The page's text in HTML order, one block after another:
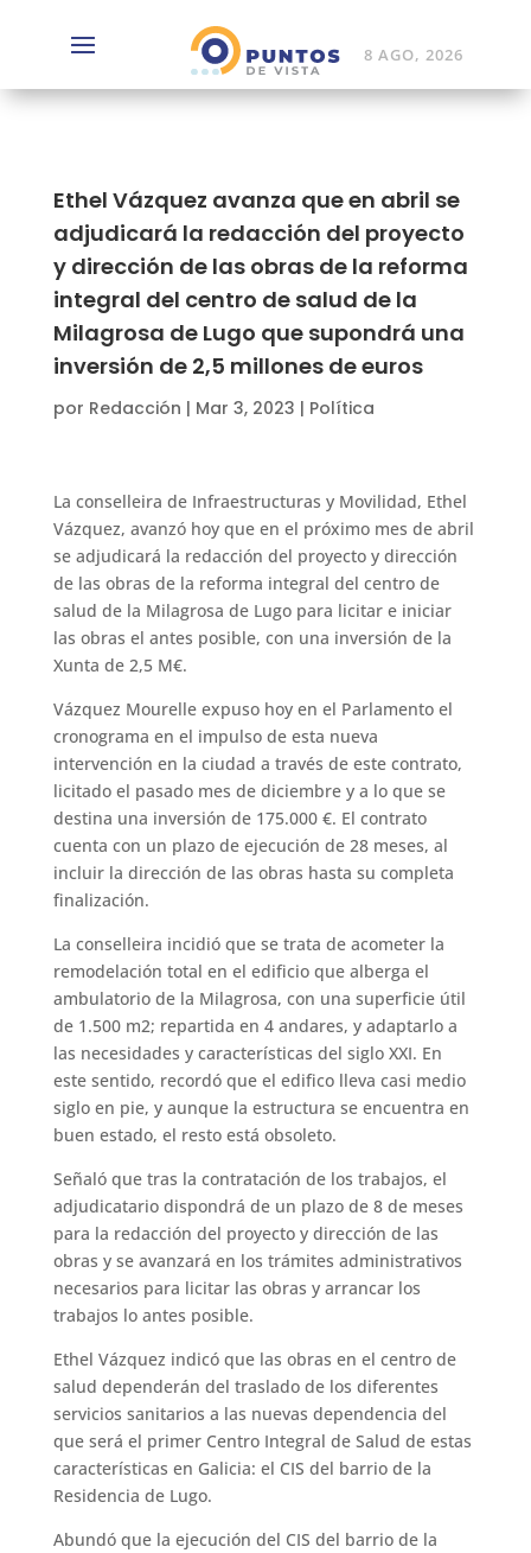
8 AGO, 2026
Ethel Vázquez avanza que en abril se
adjudicará la redacción del proyecto
y dirección de las obras de la reforma
integral del centro de salud de la
Milagrosa de Lugo que supondrá una
inversión de 2,5 millones de euros
por Redacción | Mar 3, 2023 | Política
La conselleira de Infraestructuras y Movilidad, Ethel
Vázquez, avanzó hoy que en el próximo mes de abril
se adjudicará la redacción del proyecto y dirección
de las obras de la reforma integral del centro de
salud de la Milagrosa de Lugo para licitar e iniciar
las obras el antes posible, con una inversión de la
Xunta de 2,5 M€.
Vázquez Mourelle expuso hoy en el Parlamento el
cronograma en el impulso de esta nueva
intervención en la ciudad a través de este contrato,
licitado el pasado mes de diciembre y a lo que se
destina una inversión de 175.000 €. El contrato
cuenta con un plazo de ejecución de 28 meses, al
incluir la dirección de las obras hasta su completa
finalización.
La conselleira incidió que se trata de acometer la
remodelación total en el edificio que alberga el
ambulatorio de la Milagrosa, con una superficie útil
de 1.500 m2; repartida en 4 andares, y adaptarlo a
las necesidades y características del siglo XXI. En
este sentido, recordó que el edifico lleva casi medio
siglo en pie, y aunque la estructura se encuentra en
buen estado, el resto está obsoleto.
Señaló que tras la contratación de los trabajos, el
adjudicatario dispondrá de un plazo de 8 de meses
para la redacción del proyecto y dirección de las
obras y se avanzará en los trámites administrativos
necesarios para licitar las obras y arrancar los
trabajos lo antes posible.
Ethel Vázquez indicó que las obras en el centro de
salud dependerán del traslado de los diferentes
servicios sanitarios a las nuevas dependencia del
que será el primer Centro Integral de Salud de estas
características en Galicia: el CIS del barrio de la
Residencia de Lugo.
Abundó que la ejecución del CIS del barrio de la